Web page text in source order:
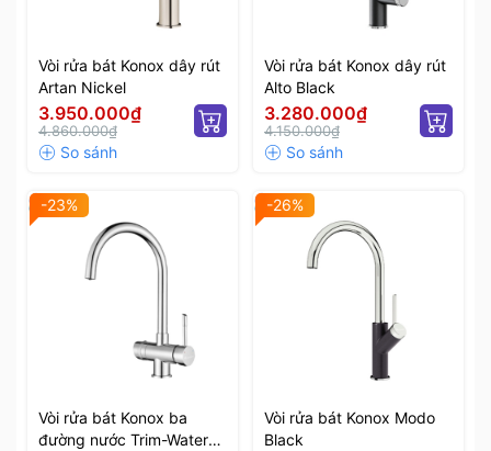
Vòi rửa bát Konox dây rút
Artan Nickel
3.950.000₫
4.860.000₫
Vòi rửa bát Konox dây rút
Alto Black
3.280.000₫
4.150.000₫
-23%
Vòi rửa bát Konox ba
đường nước Trim-Water
-26%
Vòi rửa bát Konox Modo
Black